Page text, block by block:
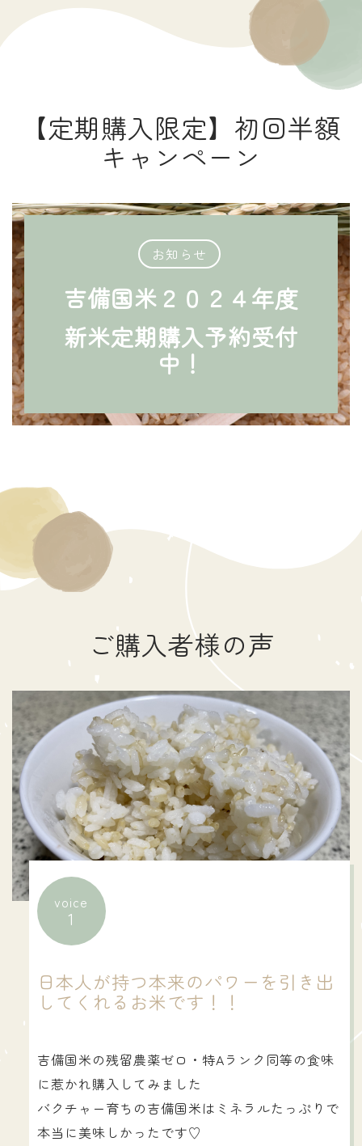
【定期購入限定】初回半額
キャンペーン
お知らせ
吉備国米２０２４年度
新米定期購入予約受付
中！
ご購入者様の声
voice
1
日本人が持つ本来のパワーを引き出
してくれるお米です！！
吉備国米の残留農薬ゼロ・特Aランク同等の食味
に惹かれ購入してみました
バクチャー育ちの吉備国米はミネラルたっぷりで
本当に美味しかったです♡